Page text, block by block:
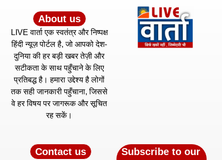
About us
LIVE वार्ता एक स्वतंत्र और निष्पक्ष
हिंदी न्यूज़ पोर्टल है, जो आपको देश-
दुनिया की हर बड़ी खबर तेज़ी और
सटीकता के साथ पहुँचाने के लिए
प्रतिबद्ध है। हमारा उद्देश्य है लोगों
तक सही जानकारी पहुँचाना, जिससे
वे हर विषय पर जागरूक और सूचित
रह सकें।
Contact us
Subscribe to our